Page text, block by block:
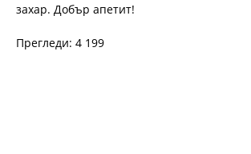
захар. Добър апетит!
Прегледи: 4 199